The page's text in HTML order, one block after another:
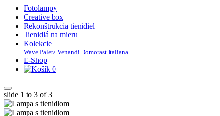
Fotolampy
Creative box
Rekonštrukcia tienidiel
Tienidlá na mieru
Kolekcie
Wave Paleta Venandi Domorast Italiana
E-Shop
0
slide 1 to 3 of 3